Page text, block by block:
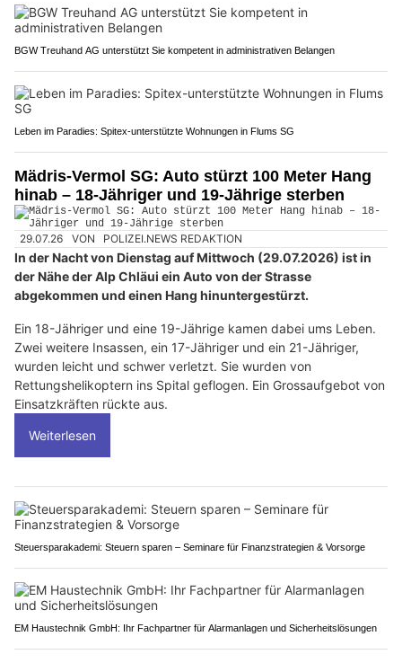
BGW Treuhand AG unterstützt Sie kompetent in administrativen Belangen
Leben im Paradies: Spitex-unterstützte Wohnungen in Flums SG
Mädris-Vermol SG: Auto stürzt 100 Meter Hang
hinab – 18-Jähriger und 19-Jährige sterben
29.07.26 VON POLIZEI.NEWS REDAKTION
In der Nacht von Dienstag auf Mittwoch (29.07.2026) ist in
der Nähe der Alp Chläui ein Auto von der Strasse
abgekommen und einen Hang hinuntergestürzt.
Ein 18-Jähriger und eine 19-Jährige kamen dabei ums Leben.
Zwei weitere Insassen, ein 17-Jähriger und ein 21-Jähriger,
wurden leicht und schwer verletzt. Sie wurden von
Rettungshelikoptern ins Spital geflogen. Ein Grossaufgebot von
Einsatzkräften rückte aus.
Weiterlesen
Steuersparakademi: Steuern sparen – Seminare für Finanzstrategien & Vorsorge
EM Haustechnik GmbH: Ihr Fachpartner für Alarmanlagen und Sicherheitslösungen